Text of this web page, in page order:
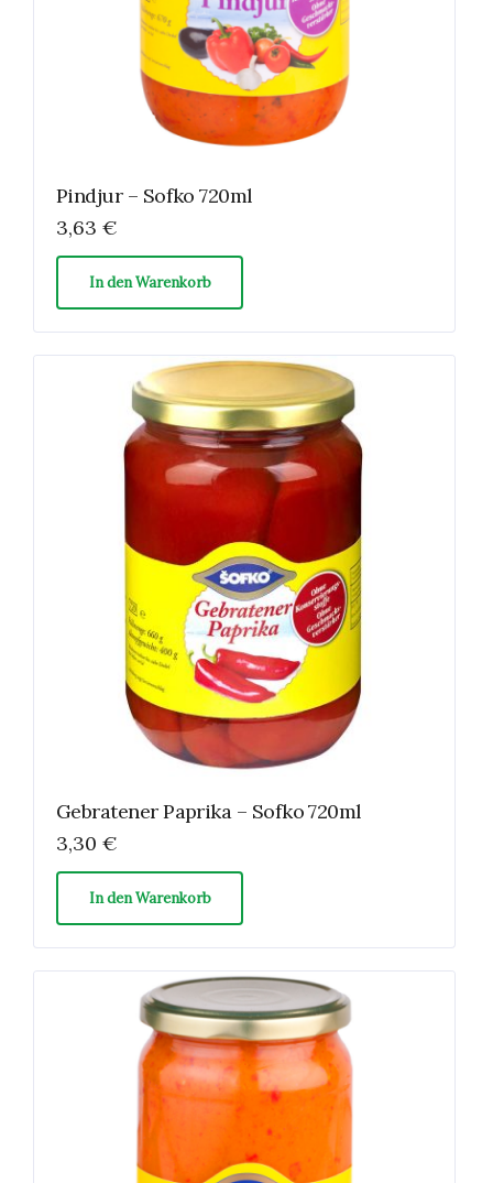
Pindjur – Sofko 720ml
3,63 €
In den Warenkorb
Gebratener Paprika – Sofko 720ml
3,30 €
In den Warenkorb